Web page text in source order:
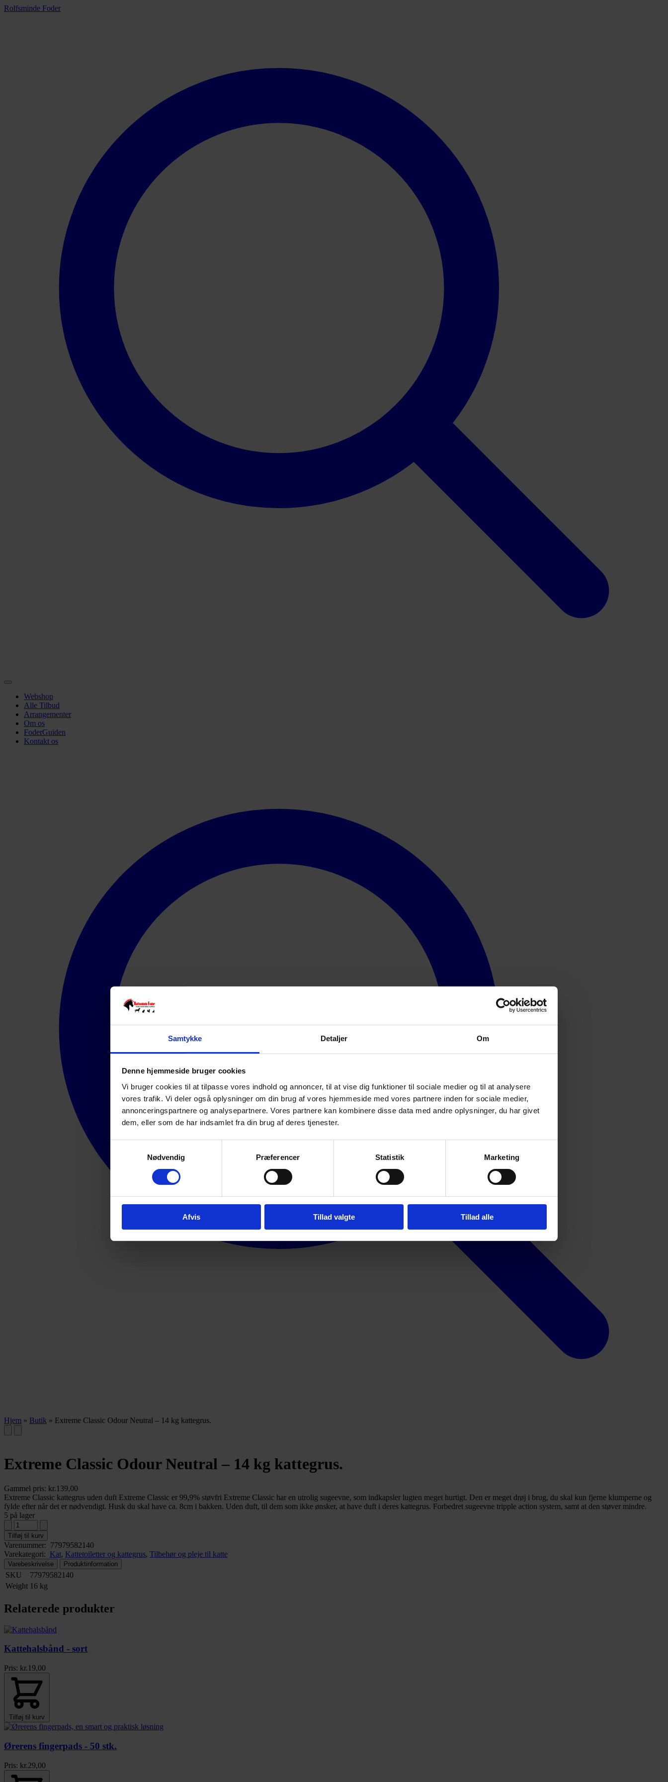
Samtykke Detaljer Om
Denne hjemmeside bruger cookies
Vi bruger cookies til at tilpasse vores indhold og annoncer, til at vise dig funktioner til sociale medier og til at analysere
vores trafik. Vi deler også oplysninger om din brug af vores hjemmeside med vores partnere inden for sociale medier,
annonceringspartnere og analysepartnere. Vores partnere kan kombinere disse data med andre oplysninger, du har givet
dem, eller som de har indsamlet fra din brug af deres tjenester.
Nødvendig
Præferencer Statistik Marketing
Afvis Tillad valgte Tillad alle
Rolfsminde Foder
Webshop
Alle Tilbud
Arrangementer
Om os
FoderGuiden
Kontakt os
Hjem » Butik » Extreme Classic Odour Neutral – 14 kg kattegrus.
Extreme Classic Odour Neutral – 14 kg kattegrus.
Gammel pris: kr.139,00
Extreme Classic kattegrus uden duft Extreme Classic er 99,9% støvfri Extreme Classic har en utrolig sugeevne, som indkapsler lugten meget hurtigt. Den er meget drøj i brug, du skal kun fjerne klumperne og
fylde efter når det er nødvendigt. Husk du skal have ca. 8cm i bakken. Uden duft, til dem som ikke ønsker, at have duft i deres kattegrus. Forbedret sugeevne tripple action system, samt at den støver mindre.
5 på lager
Tilføj til kurv
Varenummer: 77979582140
Varekategori: Kat, Kattetoiletter og kattegrus, Tilbehør og pleje til katte
Varebeskrivelse Produktinformation
SKU
77979582140
Weight 16 kg
Relaterede produkter
Kattehalsbånd - sort
Pris: kr.19,00
Tilføj til kurv
Ørerens fingerpads - 50 stk.
Pris: kr.29,00